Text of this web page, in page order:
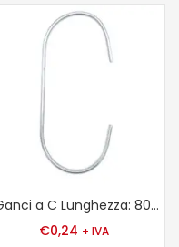
*Ganci a C Lunghezza: 80 mm
€0,24 + IVA